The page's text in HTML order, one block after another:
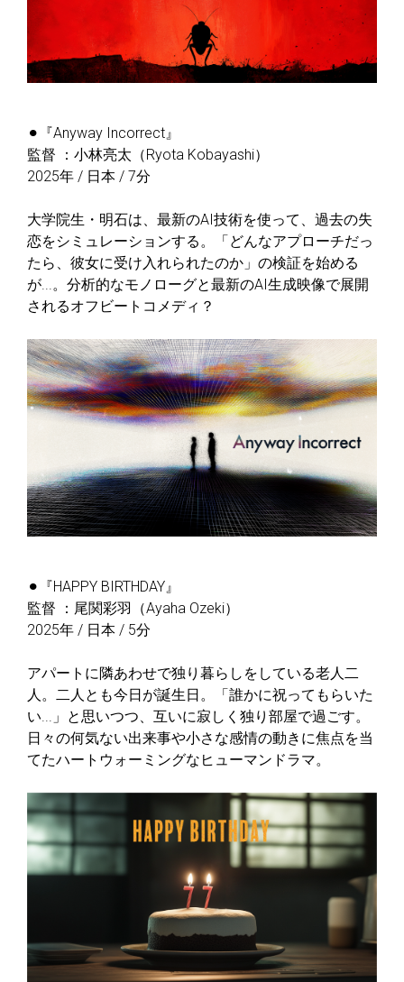
⚫︎『Anyway Incorrect』
監督 ：小林亮太（Ryota Kobayashi）
2025年 / 日本 / 7分
大学院生・明石は、最新のAI技術を使って、過去の失
恋をシミュレーションする。「どんなアプローチだっ
たら、彼女に受け入れられたのか」の検証を始める
が...。分析的なモノローグと最新のAI生成映像で展開
されるオフビートコメディ？
⚫︎『HAPPY BIRTHDAY』
監督 ：尾関彩羽（Ayaha Ozeki）
2025年 / 日本 / 5分
アパートに隣あわせで独り暮らしをしている老人二
人。二人とも今日が誕生日。「誰かに祝ってもらいた
い...」と思いつつ、互いに寂しく独り部屋で過ごす。
日々の何気ない出来事や小さな感情の動きに焦点を当
てたハートウォーミングなヒューマンドラマ。